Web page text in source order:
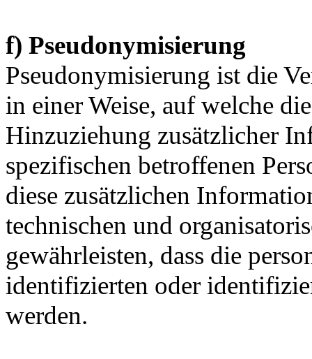
f) Pseudonymisierung
Pseudonymisierung ist die
in einer Weise, auf welche
Hinzuziehung zusätzlicher
spezifischen betroffenen
diese zusätzlichen
technischen und
gewährleisten, dass die
identifizierten oder
werden.